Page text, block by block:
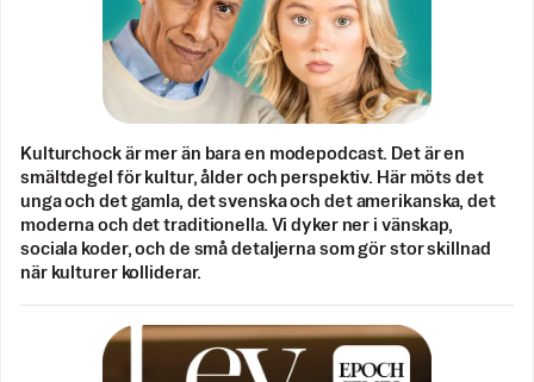
Kulturchock är mer än bara en modepodcast. Det är en
smältdegel för kultur, ålder och perspektiv. Här möts det
unga och det gamla, det svenska och det amerikanska, det
moderna och det traditionella. Vi dyker ner i vänskap,
sociala koder, och de små detaljerna som gör stor skillnad
när kulturer kolliderar.